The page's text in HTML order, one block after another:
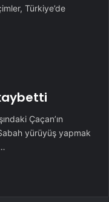
Türkiye’de
Çaçan’ın
yürüyüş yapmak